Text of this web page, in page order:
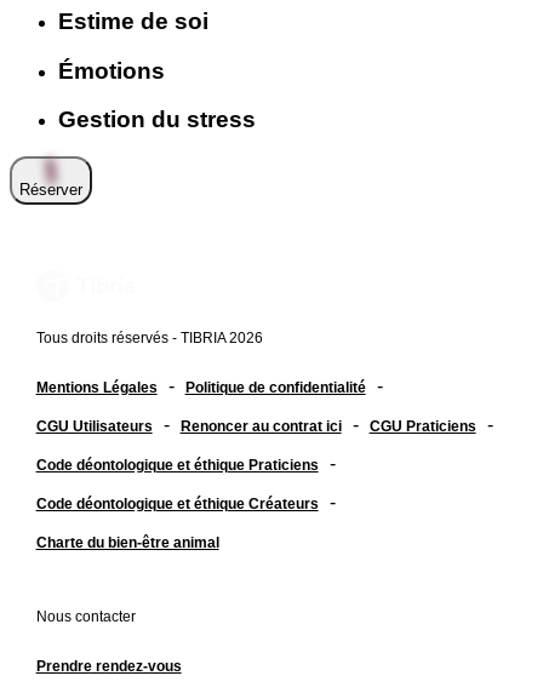
Estime de soi
Émotions
Gestion du stress
Réserver
Tous droits réservés - TIBRIA 2026
Mentions Légales - Politique de confidentialité -
CGU Utilisateurs - Renoncer au contrat ici - CGU Praticiens -
Code déontologique et éthique Praticiens -
Code déontologique et éthique Créateurs -
Charte du bien-être animal
Nous contacter
Prendre rendez-vous